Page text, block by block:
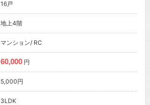
16戸
地上4階
マンション/ RC
60,000 円
5,000円
3LDK